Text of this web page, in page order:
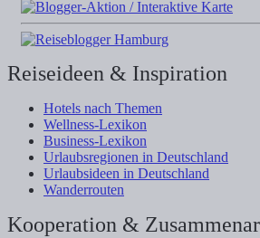
Reiseideen & Inspiration
Hotels nach Themen
Wellness-Lexikon
Business-Lexikon
Urlaubsregionen in Deutschland
Urlaubsideen in Deutschland
Wanderrouten
Kooperation &